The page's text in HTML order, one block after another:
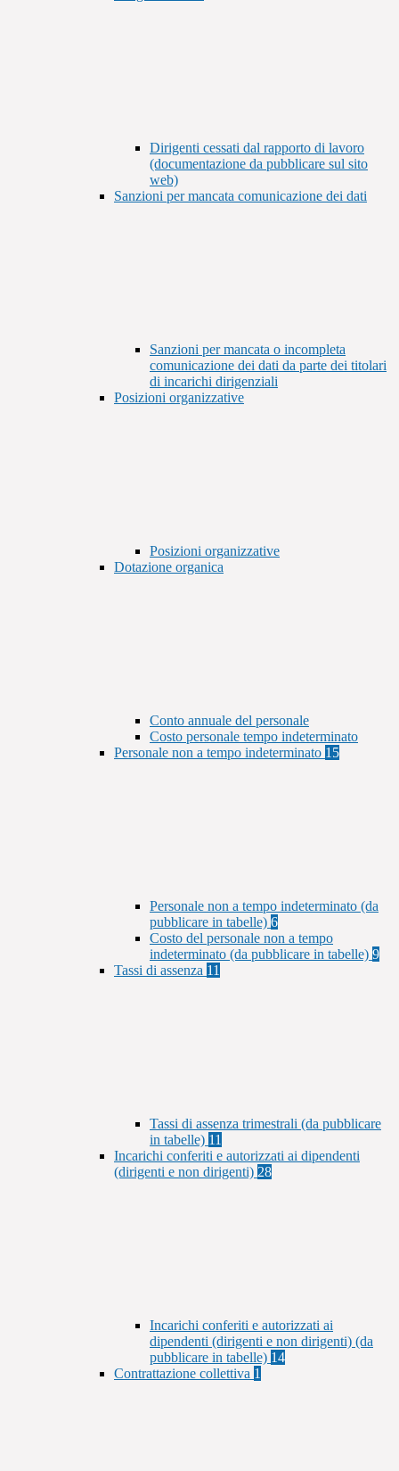
Dirigenti cessati dal rapporto di lavoro
(documentazione da pubblicare sul sito
web)
Sanzioni per mancata comunicazione dei dati
Sanzioni per mancata o incompleta
comunicazione dei dati da parte dei titolari
di incarichi dirigenziali
Posizioni organizzative
Posizioni organizzative
Dotazione organica
Conto annuale del personale
Costo personale tempo indeterminato
Personale non a tempo indeterminato 15
Personale non a tempo indeterminato (da
pubblicare in tabelle) 6
Costo del personale non a tempo
indeterminato (da pubblicare in tabelle) 9
Tassi di assenza 11
Tassi di assenza trimestrali (da pubblicare
in tabelle) 11
Incarichi conferiti e autorizzati ai dipendenti
(dirigenti e non dirigenti) 28
Incarichi conferiti e autorizzati ai
dipendenti (dirigenti e non dirigenti) (da
pubblicare in tabelle) 14
Contrattazione collettiva 1